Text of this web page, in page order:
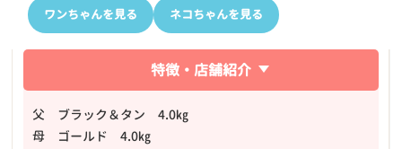
ワンちゃんを見る ネコちゃんを見る
特徴・店舗紹介
父 ブラック＆タン 4.0㎏
母 ゴールド 4.0㎏